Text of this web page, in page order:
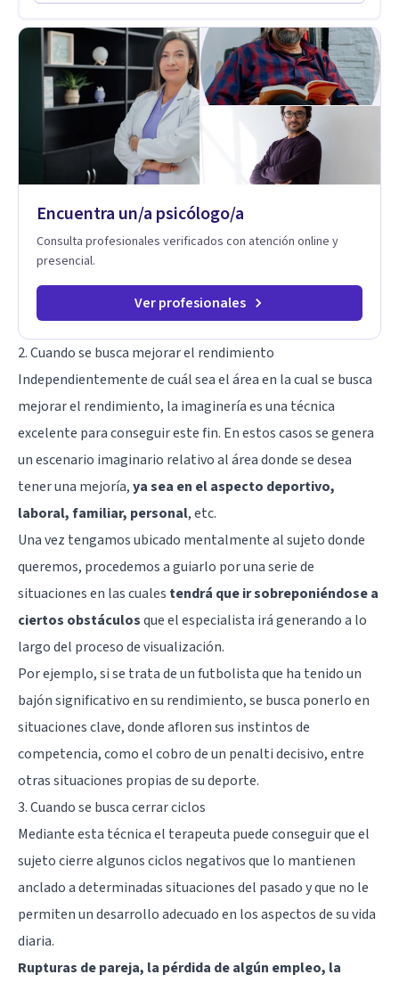
Encuentra un/a psicólogo/a
Consulta profesionales verificados con atención online y
presencial.
Ver profesionales
2. Cuando se busca mejorar el rendimiento
Independientemente de cuál sea el área en la cual se busca
mejorar el rendimiento, la imaginería es una técnica
excelente para conseguir este fin. En estos casos se genera
un escenario imaginario relativo al área donde se desea
tener una mejoría,ya sea en el aspecto deportivo,
laboral, familiar, personal, etc.
Una vez tengamos ubicado mentalmente al sujeto donde
queremos, procedemos a guiarlo por una serie de
situaciones en las cuales tendrá que ir sobreponiéndose a
ciertos obstáculosque el especialista irá generando a lo
largo del proceso de visualización.
Por ejemplo, si se trata de un futbolista que ha tenido un
bajón significativo en su rendimiento, se busca ponerlo en
situaciones clave, donde afloren sus instintos de
competencia, como el cobro de un penalti decisivo, entre
otras situaciones propias de su deporte.
3. Cuando se busca cerrar ciclos
Mediante esta técnica el terapeuta puede conseguir que el
sujeto cierre algunos ciclos negativos que lo mantienen
anclado a determinadas situaciones del pasado y que no le
permiten un desarrollo adecuado en los aspectos de su vida
diaria.
Rupturas de pareja, la pérdida de algún empleo, la